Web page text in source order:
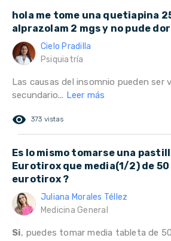
hola me tome una quetiapina
alprazolam 2 mgs y no pude
Cielo Pradilla
Psiquiatría
Las causas del insomnio pueden ser
secundario... Leer más
remove_red_eye 373 vistas
Es lo mismo tomarse una
Eurotirox que media(1/2) de 50
eurotirox ?
Juliana Morales Téllez
Medicina General
Si, puedes tomar media tableta de